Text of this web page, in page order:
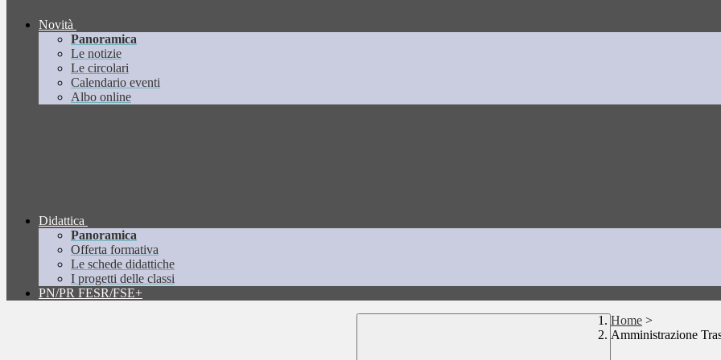
Novità
Panoramica
Le notizie
Le circolari
Calendario eventi
Albo online
Didattica
Panoramica
Offerta formativa
Le schede didattiche
I progetti delle classi
PN/PR FESR/FSE+
Home >
Amministrazione